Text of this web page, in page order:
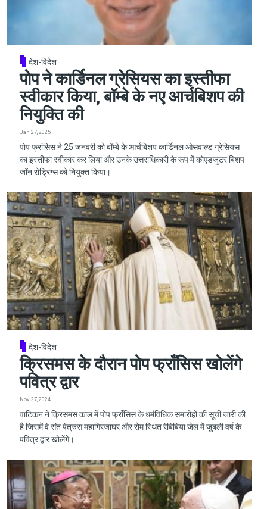
देश-विदेश
पोप ने कार्डिनल ग्रेसियस का इस्तीफा
स्वीकार किया, बॉम्बे के नए आर्चबिशप की
नियुक्ति की
Jan 27, 2025
पोप फ्रांसिस ने 25 जनवरी को बॉम्बे के आर्चबिशप कार्डिनल ओसवाल्ड ग्रेसियस
का इस्तीफा स्वीकार कर लिया और उनके उत्तराधिकारी के रूप में कोएडजुटर बिशप
जॉन रोड्रिग्स को नियुक्त किया।
देश-विदेश
क्रिसमस के दौरान पोप फ्राँसिस खोलेंगे
पवित्र द्वार
Nov 27, 2024
वाटिकन ने क्रिसमस काल में पोप फ्राँसिस के धर्मविधिक समारोहों की सूची जारी की
है जिसमें वे संत पेत्रुस महागिरजाघर और रोम स्थित रेबिबिया जेल में जुबली वर्ष के
पवित्र द्वार खोलेंगे।